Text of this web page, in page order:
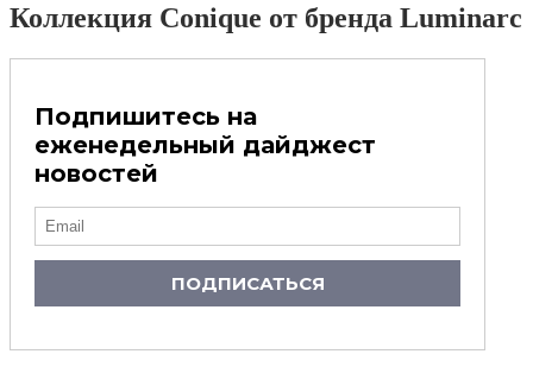
Коллекция Conique от бренда Luminarc
Подпишитесь на
еженедельный дайджест
новостей
ПОДПИСАТЬСЯ